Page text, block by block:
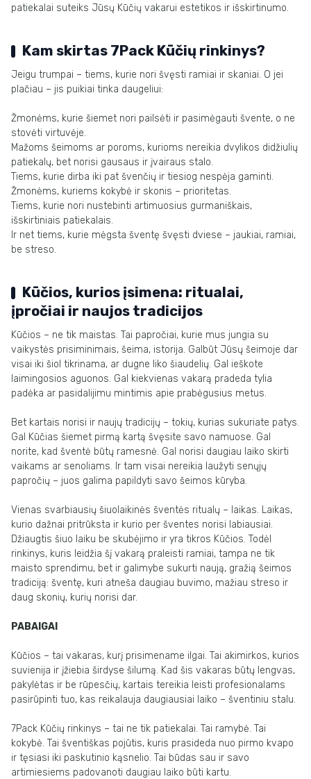
patiekalai suteiks Jūsų Kūčių vakarui estetikos ir išskirtinumo.
Kam skirtas 7Pack Kūčių rinkinys?
Jeigu trumpai – tiems, kurie nori švęsti ramiai ir skaniai. O jei
plačiau – jis puikiai tinka daugeliui:
Žmonėms, kurie šiemet nori pailsėti ir pasimėgauti švente, o ne
stovėti virtuvėje.
Mažoms šeimoms ar poroms, kurioms nereikia dvylikos didžiulių
patiekalų, bet norisi gausaus ir įvairaus stalo.
Tiems, kurie dirba iki pat švenčių ir tiesiog nespėja gaminti.
Žmonėms, kuriems kokybė ir skonis – prioritetas.
Tiems, kurie nori nustebinti artimuosius gurmaniškais,
išskirtiniais patiekalais.
Ir net tiems, kurie mėgsta šventę švęsti dviese – jaukiai, ramiai,
be streso.
Kūčios, kurios įsimena: ritualai,
įpročiai ir naujos tradicijos
Kūčios – ne tik maistas. Tai papročiai, kurie mus jungia su
vaikystės prisiminimais, šeima, istorija. Galbūt Jūsų šeimoje dar
visai iki šiol tikrinama, ar dugne liko šiaudelių. Gal ieškote
laimingosios aguonos. Gal kiekvienas vakarą pradeda tylia
padėka ar pasidalijimu mintimis apie prabėgusius metus.
Bet kartais norisi ir naujų tradicijų – tokių, kurias sukuriate patys.
Gal Kūčias šiemet pirmą kartą švęsite savo namuose. Gal
norite, kad šventė būtų ramesnė. Gal norisi daugiau laiko skirti
vaikams ar senoliams. Ir tam visai nereikia laužyti senųjų
papročių – juos galima papildyti savo šeimos kūryba.
Vienas svarbiausių šiuolaikinės šventės ritualų – laikas. Laikas,
kurio dažnai pritrūksta ir kurio per šventes norisi labiausiai.
Džiaugtis šiuo laiku be skubėjimo ir yra tikros Kūčios. Todėl
rinkinys, kuris leidžia šį vakarą praleisti ramiai, tampa ne tik
maisto sprendimu, bet ir galimybe sukurti naują, gražią šeimos
tradiciją: šventę, kuri atneša daugiau buvimo, mažiau streso ir
daug skonių, kurių norisi dar.
PABAIGAI
Kūčios – tai vakaras, kurį prisimename ilgai. Tai akimirkos, kurios
suvienija ir įžiebia širdyse šilumą. Kad šis vakaras būtų lengvas,
pakylėtas ir be rūpesčių, kartais tereikia leisti profesionalams
pasirūpinti tuo, kas reikalauja daugiausiai laiko – šventiniu stalu.
7Pack Kūčių rinkinys – tai ne tik patiekalai. Tai ramybė. Tai
kokybė. Tai šventiškas pojūtis, kuris prasideda nuo pirmo kvapo
ir tęsiasi iki paskutinio kąsnelio. Tai būdas sau ir savo
artimiesiems padovanoti daugiau laiko būti kartu.